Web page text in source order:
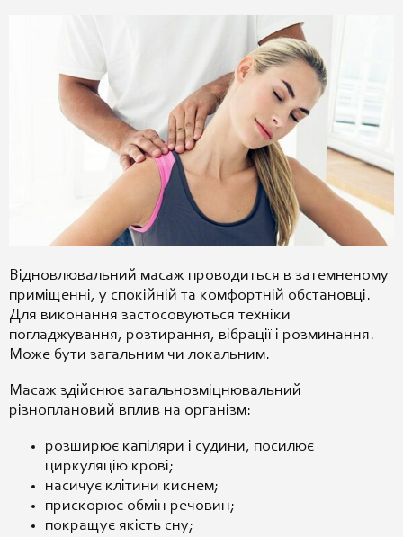
Відновлювальний масаж проводиться в затемненому
приміщенні, у спокійній та комфортній обстановці.
Для виконання застосовуються техніки
погладжування, розтирання, вібрації і розминання.
Може бути загальним чи локальним.
Масаж здійснює загальнозміцнювальний
різноплановий вплив на організм:
розширює капіляри і судини, посилює
циркуляцію крові;
насичує клітини киснем;
прискорює обмін речовин;
покращує якість сну;